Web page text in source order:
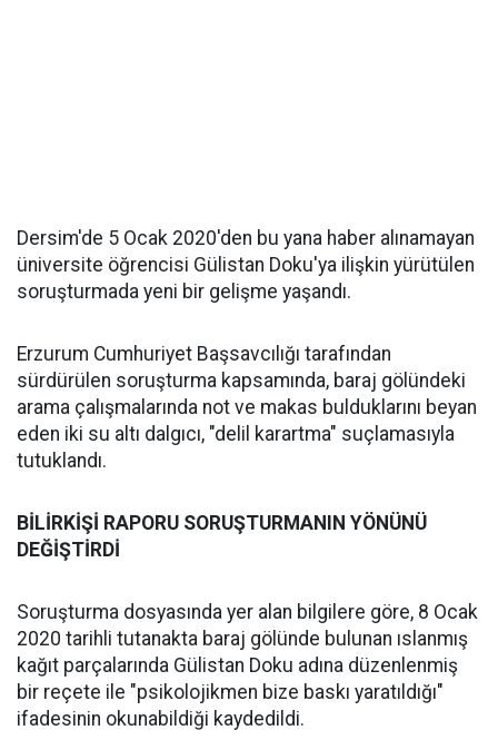
Dersim'de 5 Ocak 2020'den bu yana haber alınamayan
üniversite öğrencisi Gülistan Doku'ya ilişkin yürütülen
soruşturmada yeni bir gelişme yaşandı.
Erzurum Cumhuriyet Başsavcılığı tarafından
sürdürülen soruşturma kapsamında, baraj gölündeki
arama çalışmalarında not ve makas bulduklarını beyan
eden iki su altı dalgıcı, "delil karartma" suçlamasıyla
tutuklandı.
BİLİRKİŞİ RAPORU SORUŞTURMANIN YÖNÜNÜ
DEĞİŞTİRDİ
Soruşturma dosyasında yer alan bilgilere göre, 8 Ocak
2020 tarihli tutanakta baraj gölünde bulunan ıslanmış
kağıt parçalarında Gülistan Doku adına düzenlenmiş
bir reçete ile "psikolojikmen bize baskı yaratıldığı"
ifadesinin okunabildiği kaydedildi.